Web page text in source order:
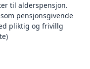
til alderspensjon.
pensjonsgivende
pliktig og frivillg